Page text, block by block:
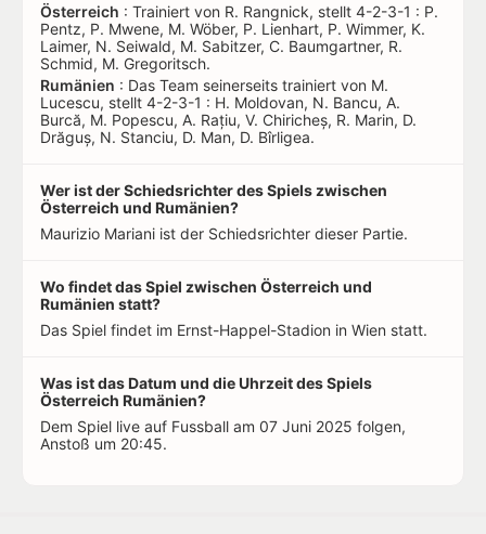
Österreich : Trainiert von R. Rangnick, stellt 4-2-3-1 : P.
Pentz, P. Mwene, M. Wöber, P. Lienhart, P. Wimmer, K.
Laimer, N. Seiwald, M. Sabitzer, C. Baumgartner, R.
Schmid, M. Gregoritsch.
Rumänien : Das Team seinerseits trainiert von M.
Lucescu, stellt 4-2-3-1 : H. Moldovan, N. Bancu, A.
Burcă, M. Popescu, A. Rațiu, V. Chiricheș, R. Marin, D.
Drăguș, N. Stanciu, D. Man, D. Bîrligea.
Wer ist der Schiedsrichter des Spiels zwischen
Österreich und Rumänien?
Maurizio Mariani ist der Schiedsrichter dieser Partie.
Wo findet das Spiel zwischen Österreich und
Rumänien statt?
Das Spiel findet im Ernst-Happel-Stadion in Wien statt.
Was ist das Datum und die Uhrzeit des Spiels
Österreich Rumänien?
Dem Spiel live auf Fussball am 07 Juni 2025 folgen,
Anstoß um 20:45.